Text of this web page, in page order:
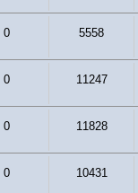
0 5558
0 11247
0 11828
0 10431